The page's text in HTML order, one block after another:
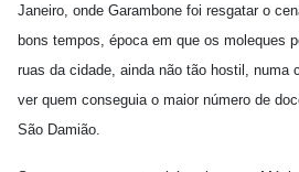
Janeiro, onde Garambone foi resgatar o
bons tempos, época em que os moleques
ruas da cidade, ainda não tão hostil, numa
ver quem conseguia o maior número de
São Damião.